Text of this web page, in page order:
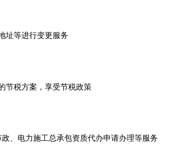
址等进行变更服务
节税方案，享受节税政策
、电力施工总承包资质代办申请办理等服务